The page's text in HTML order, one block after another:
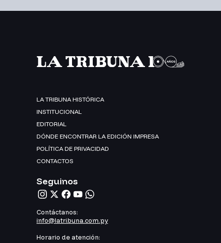
LA TRIBUNA HISTÓRICA
INSTITUCIONAL
EDITORIAL
DÓNDE ENCONTRAR LA EDICIÓN IMPRESA
POLÍTICA DE PRIVACIDAD
CONTACTOS
Seguinos
Contáctanos:
info@latribuna.com.py
Horario de atención: